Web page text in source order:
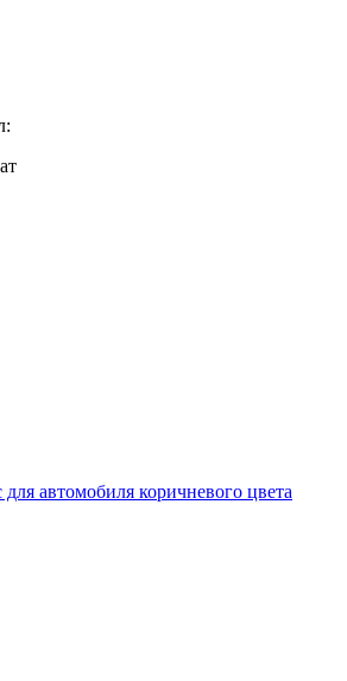
автомобиля коричневого цвета